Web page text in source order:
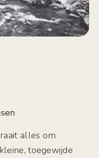
alles om
toegewijde